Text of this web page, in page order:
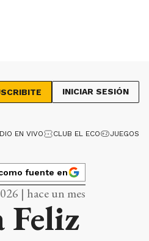
INICIAR SESIÓN
EN VIVO CLUB EL ECO JUEGOS
fuente en
| hace un mes
Feliz